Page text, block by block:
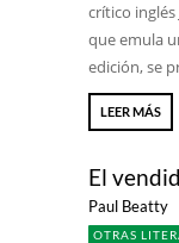
crítico inglés
que emula
edición, se
LEER MÁS
El
Paul Beatty
OTRAS